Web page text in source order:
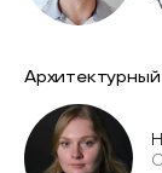
Архитектурный